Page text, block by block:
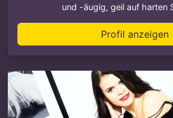
und -äugig, geil auf harten
Profil anzeigen